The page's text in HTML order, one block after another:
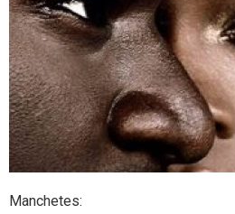
Manchetes: